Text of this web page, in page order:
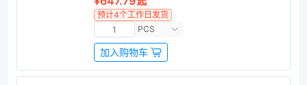
预计4个工作日发货
PCS
加入购物车